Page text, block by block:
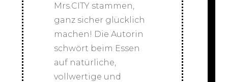
Mrs.CITY stammen,
ganz sicher glücklich
machen! Die Autorin
schwört beim Essen
auf natürliche,
vollwertige und